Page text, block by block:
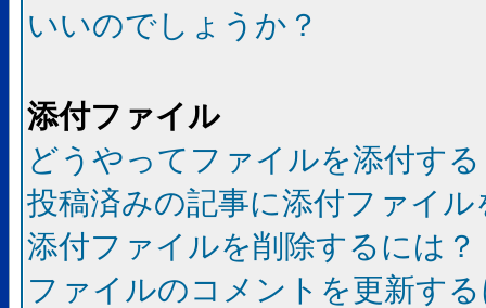
いいのでしょうか？
添付ファイル
どうやってファイルを添付す
投稿済みの記事に添付ファイ
添付ファイルを削除するには？
ファイルのコメントを更新す